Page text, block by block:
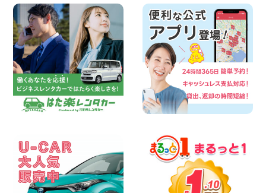
2026年08月08日
横浜弥生台店限定!!夏季特別キャンペーン
のお知らせ!! 神奈川県 横浜弥生台店
100円レンタカー 横浜弥生台
2026年08月08日
2026三河安城店お盆休みご連絡 愛知県
三河安城店
100円レンタカー 三河安城
2026年08月08日
☆ お盆特別乗り放題プラン ☆ 埼玉県 杉
佐渡でのドライブは安全第一!交通事故に
ご注意ください 新潟県 佐渡空港店
100円レンタカー 佐渡空港
2026年08月07日